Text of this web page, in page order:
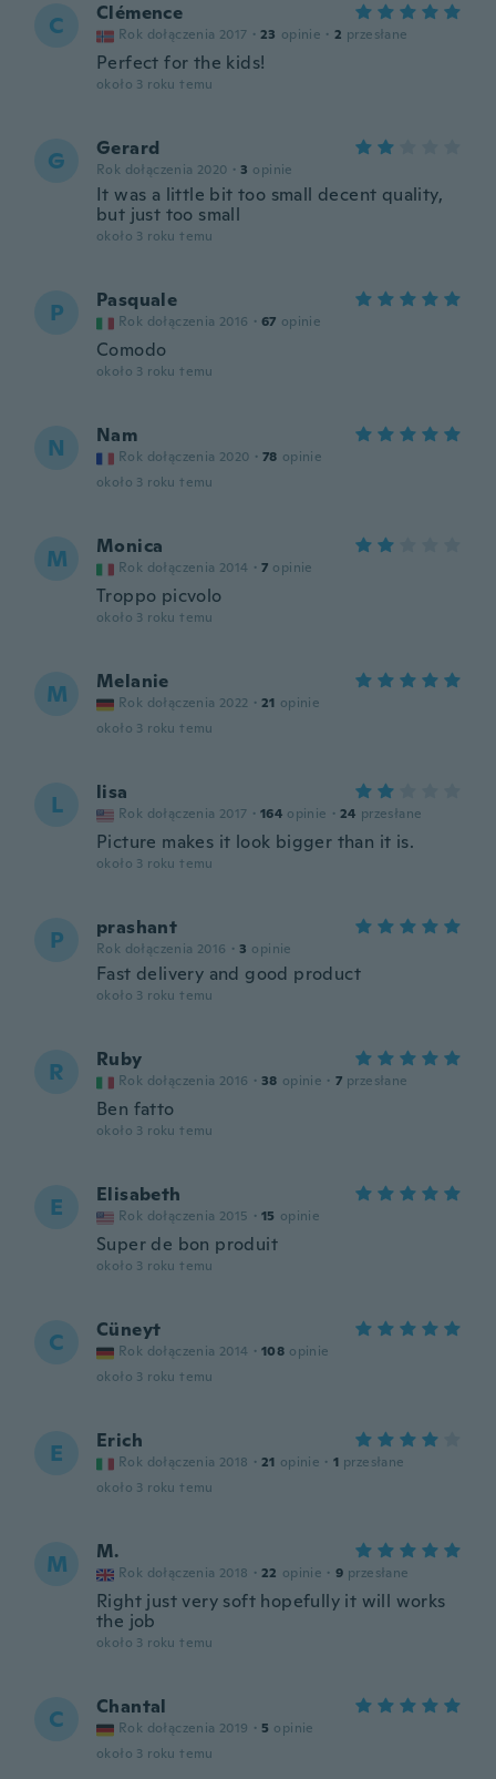
C Clémence
Rok dołączenia 2017 · 23 opinie · 2 przesłane
Perfect for the kids!
około 3 roku temu
G Gerard
Rok dołączenia 2020 · 3 opinie
It was a little bit too small decent quality,
but just too small
około 3 roku temu
P Pasquale
Rok dołączenia 2016 · 67 opinie
Comodo
około 3 roku temu
N Nam
Rok dołączenia 2020 · 78 opinie
około 3 roku temu
M Monica
Rok dołączenia 2014 · 7 opinie
Troppo picvolo
około 3 roku temu
M Melanie
Rok dołączenia 2022 · 21 opinie
około 3 roku temu
L lisa
Rok dołączenia 2017 · 164 opinie · 24 przesłane
Picture makes it look bigger than it is.
około 3 roku temu
P prashant
Rok dołączenia 2016 · 3 opinie
Fast delivery and good product
około 3 roku temu
R Ruby
Rok dołączenia 2016 · 38 opinie · 7 przesłane
Ben fatto
około 3 roku temu
E Elisabeth
Rok dołączenia 2015 · 15 opinie
Super de bon produit
około 3 roku temu
C Cüneyt
Rok dołączenia 2014 · 108 opinie
około 3 roku temu
E Erich
Rok dołączenia 2018 · 21 opinie · 1 przesłane
około 3 roku temu
M M.
Rok dołączenia 2018 · 22 opinie · 9 przesłane
Right just very soft hopefully it will works
the job
około 3 roku temu
C Chantal
Rok dołączenia 2019 · 5 opinie
około 3 roku temu